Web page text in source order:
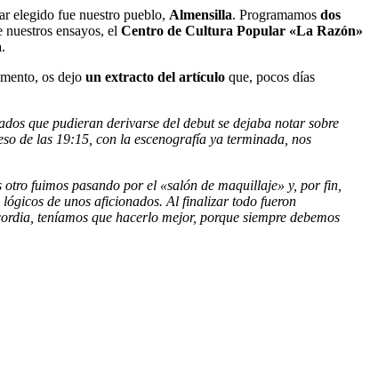
elegido fue nuestro pueblo, Almensilla. Programamos dos
ensayos, el Centro de Cultura Popular «La Razón»
.
os dejo un extracto del artículo que, pocos días
que pudieran derivarse del debut se dejaba notar sobre
de las 19:15, con la escenografía ya terminada, nos
fuimos pasando por el «salón de maquillaje» y, por fin,
de unos aficionados. Al finalizar todo fueron
teníamos que hacerlo mejor, porque siempre debemos